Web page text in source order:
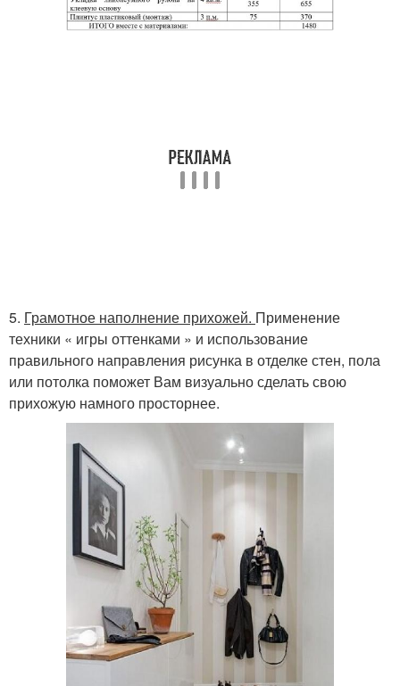
5. Грамотное наполнение прихожей. Применение
техники « игры оттенками » и использование
правильного направления рисунка в отделке стен, пола
или потолка поможет Вам визуально сделать свою
прихожую намного просторнее.